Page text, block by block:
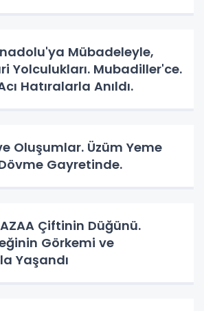
Mübadeleyle,
Yolculukları. Mubadiller'ce.
Hatıralarla Anıldı.
Oluşumlar. Üzüm Yeme
Gayretinde.
Çiftinin Düğünü.
Görkemi ve
Yaşandı